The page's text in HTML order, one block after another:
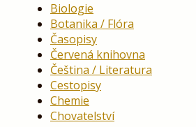
Biologie
Botanika / Flóra
Časopisy
Červená knihovna
Čeština / Literatura
Cestopisy
Chemie
Chovatelství